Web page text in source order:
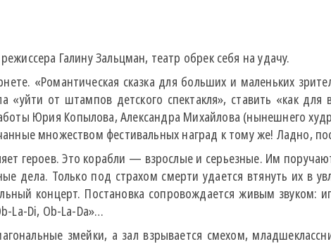
Галину Зальцман, театр обрек себя на удачу.
«Романтическая сказка для больших и маленьких
от штампов детского спектакля», ставить «как для
Юрия Копылова, Александра Михайлова (нынешнего
множеством фестивальных наград к тому же! Ладно,
героев. Это корабли — взрослые и серьезные. Им
дела. Только под страхом смерти удается втянуть их в
концерт. Постановка сопровождается живым звуком:
La-Di, Ob-La-Da»…
змейки, а зал взрывается смехом,